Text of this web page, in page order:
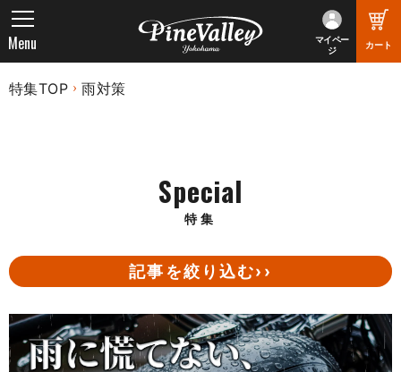
マイペー
ジ
カート
Menu
特集TOP 雨対策
Special
特集
記事を絞り込む››